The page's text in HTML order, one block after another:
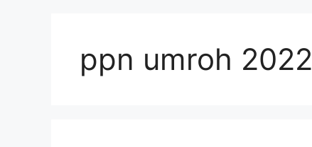
ppn umroh 2022